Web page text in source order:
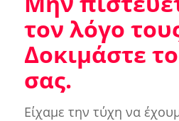
τον λόγο
Δοκιμάστε
σας.
Είχαμε την τύχη να